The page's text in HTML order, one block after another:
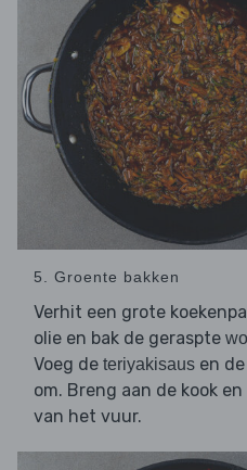
5. Groente bakken
Verhit een grote
olie en bak de geraspte
Voeg de teriyakisaus en de
om. Breng aan de kook
van het vuur.